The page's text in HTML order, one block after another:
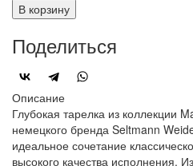
В корзину
Поделиться
Описание
Глубокая тарелка из коллекции
немецкого бренда Seltmann
идеальное сочетание
высокого качества исполнения.